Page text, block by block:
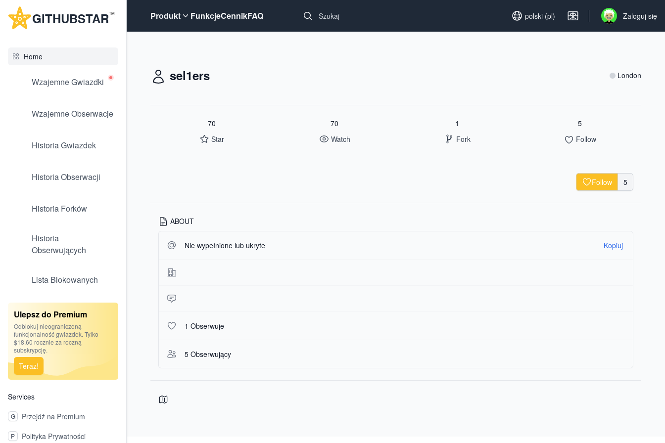
GITHUBSTARTM
Home
Wzajemne Gwiazdki
Wzajemne Obserwacje
Historia Gwiazdek
Historia Obserwacji
Historia Forków
Historia
Obserwujących
Lista Blokowanych
Ulepsz do Premium
Odblokuj nieograniczoną
funkcjonalność gwiazdek. Tylko
$18.60 rocznie za roczną
subskrypcję.
Teraz!
Services
G Przejdź na Premium
P Polityka Prywatności
Produkt FunkcjeCennikFAQ
Set language
polski (pl) Open user menu
Zaloguj się
sel1ers London
70
Star
70
Watch
1
Fork
5
Follow
Follow 5
ABOUT
Nie wypełnione lub ukryte Kopiuj
1 Obserwuje
5 Obserwujący